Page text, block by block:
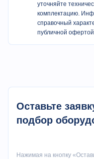
Спецификация
Время поворота на 180º
затяжки
уточняйте
комплектацию.
справочный
публичной
Оставьте
подбор
Нажимая на кнопку